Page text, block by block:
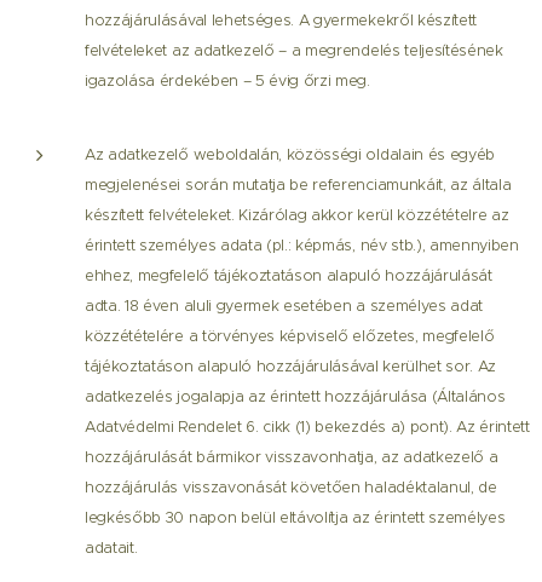
hozzájárulásával lehetséges. A gyermekekről készített
felvételeket az adatkezelő – a megrendelés teljesítésének
igazolása érdekében – 5 évig őrzi meg.
Az adatkezelő weboldalán, közösségi oldalain és egyéb
megjelenései során mutatja be referenciamunkáit, az általa
készített felvételeket. Kizárólag akkor kerül közzétételre az
érintett személyes adata (pl.: képmás, név stb.), amennyiben
ehhez, megfelelő tájékoztatáson alapuló hozzájárulását
adta. 18 éven aluli gyermek esetében a személyes adat
közzétételére a törvényes képviselő előzetes, megfelelő
tájékoztatáson alapuló hozzájárulásával kerülhet sor. Az
adatkezelés jogalapja az érintett hozzájárulása (Általános
Adatvédelmi Rendelet 6. cikk (1) bekezdés a) pont). Az érintett
hozzájárulását bármikor visszavonhatja, az adatkezelő a
hozzájárulás visszavonását követően haladéktalanul, de
legkésőbb 30 napon belül eltávolítja az érintett személyes
adatait.